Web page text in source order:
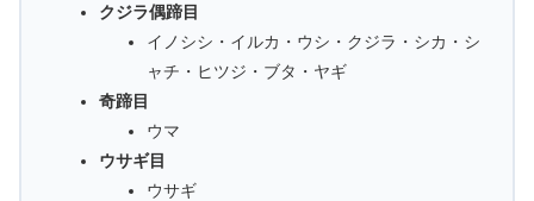
クジラ偶蹄目
イノシシ・イルカ・ウシ・クジラ・シカ・シ
ャチ・ヒツジ・ブタ・ヤギ
奇蹄目
ウマ
ウサギ目
ウサギ